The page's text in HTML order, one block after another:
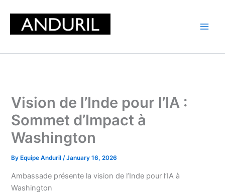
content
Vision de l’Inde pour l’IA :
Sommet d’Impact à
Washington
By Equipe Anduril/January 16, 2026
Ambassade présente la vision de l’Inde pour l’IA à
Washington